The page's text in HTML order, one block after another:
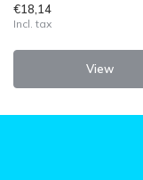
€18,14
Incl. tax
View